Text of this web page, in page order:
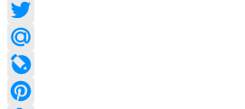
Facebook
Twitter
Mail.Ru
LiveJournal